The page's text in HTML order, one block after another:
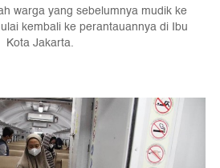
warga yang sebelumnya mudik ke
kembali ke perantauannya di Ibu
Kota Jakarta.